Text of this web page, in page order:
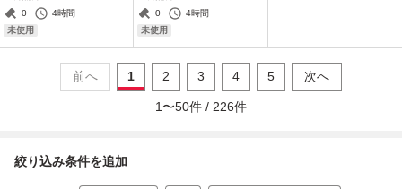
TRACK 2LP +FLEXI アナ
ログ レコード Vinyl ggst
0
4時間
未使用
ラム重量盤レコード) アナ
ログ盤
0
4時間
未使用
前へ 1 2 3 4 5 次へ
1 〜50件 / 226件
絞り込み条件を追加